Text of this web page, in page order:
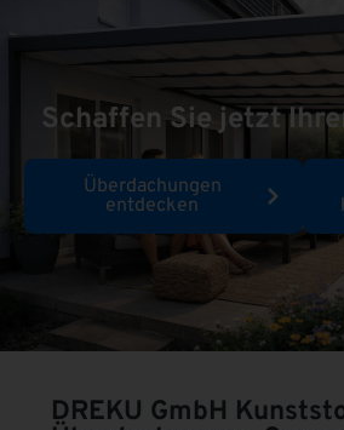
Schaffen Sie jetzt
Überdachungen
entdecken
DREKU GmbH